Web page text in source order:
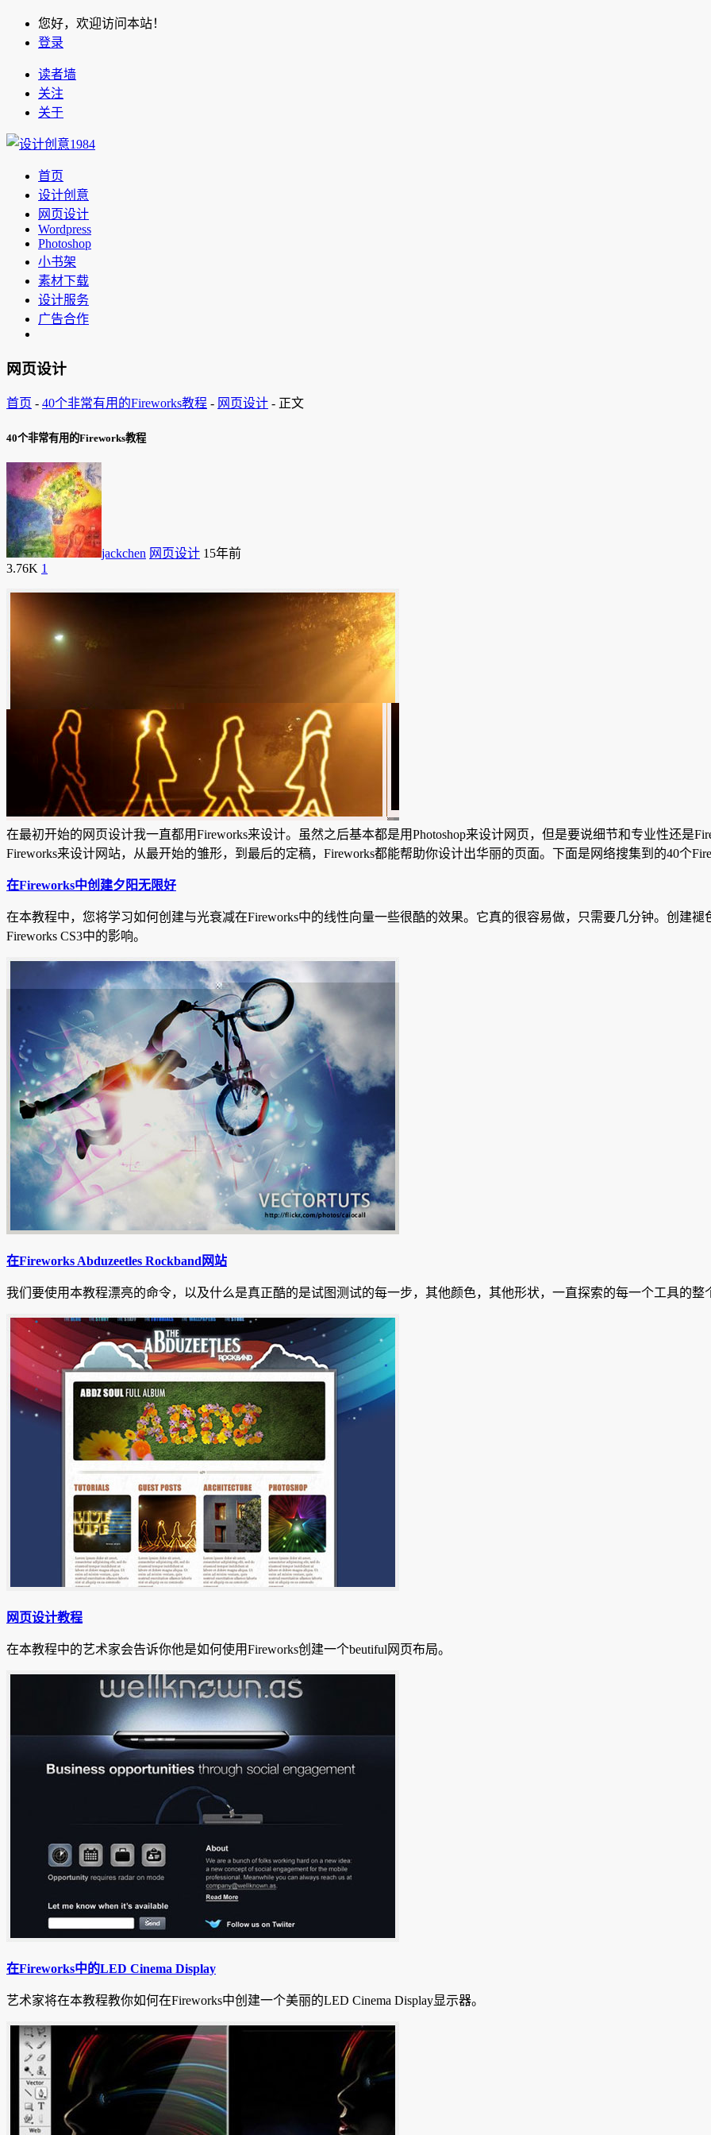
您好，欢迎访问本站！
登录
读者墙
关注
关于
首页
设计创意
网页设计
Wordpress
Photoshop
小书架
素材下载
设计服务
广告合作
网页设计
首页 - 40个非常有用的Fireworks教程 - 网页设计 - 正文
40个非常有用的Fireworks教程
jackchen 网页设计 15年前
3.76K 1
在最初开始的网页设计我一直都用Fireworks来设计。虽然之后基本都是用Photoshop来设计网页，但是要说细节和专业性还是
Fireworks来设计网站，从最开始的雏形，到最后的定稿，Fireworks都能帮助你设计出华丽的页面。下面是网络搜集到的40个
在Fireworks中创建夕阳无限好
在本教程中，您将学习如何创建与光衰减在Fireworks中的线性向量一些很酷的效果。 它真的很容易做，只需要几分钟。 创建褪
Fireworks CS3中的影响。
在Fireworks Abduzeetles Rockband网站
我们要使用本教程漂亮的命令，以及什么是真正酷的是试图测试的每一步，其他颜色，其他形状，一直探索的每一个工具的整
网页设计教程
在本教程中的艺术家会告诉你他是如何使用Fireworks创建一个beutiful网页布局。
在Fireworks中的LED Cinema Display
艺术家将在本教程教你如何在Fireworks中创建一个美丽的LED Cinema Display显示器。